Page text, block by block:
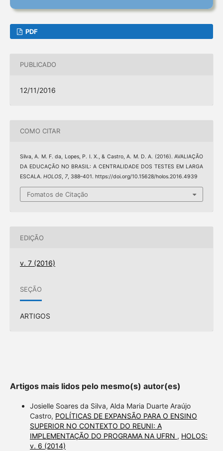
PDF
PUBLICADO
12/11/2016
COMO CITAR
Silva, A. M. F. da, Lopes, P. I. X., & Castro, A. M. D. A. (2016). AVALIAÇÃO
DA EDUCAÇÃO NO BRASIL: A CENTRALIDADE DOS TESTES EM LARGA
ESCALA. HOLOS, 7, 388–401. https://doi.org/10.15628/holos.2016.4939
Fomatos de Citação
EDIÇÃO
v. 7 (2016)
SEÇÃO
ARTIGOS
Artigos mais lidos pelo mesmo(s) autor(es)
Josielle Soares da Silva, Alda Maria Duarte Araújo
Castro, POLÍTICAS DE EXPANSÃO PARA O ENSINO
SUPERIOR NO CONTEXTO DO REUNI: A
IMPLEMENTAÇÃO DO PROGRAMA NA UFRN , HOLOS:
v. 6 (2014)